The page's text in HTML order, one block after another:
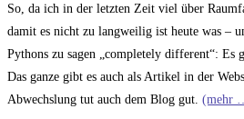
So, da ich in der letzten Zeit viel über
damit es nicht zu langweilig ist heute was –
Pythons zu sagen „completely different“: Es
Das ganze gibt es auch als Artikel in der
Abwechslung tut auch dem Blog gut. (mehr